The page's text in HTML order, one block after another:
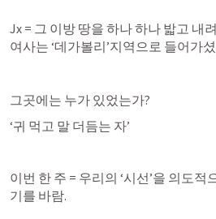
Jx = 그 이방 땅을 하나 하나 밟고 내
여사는 ‘데가볼리’지역으로 들어가
그곳에는 누가 있었는가?
‘귀 먹고 말 더듬는 자’
이번 한 주 = 우리의 ‘시선’을 의도
기를 바람.